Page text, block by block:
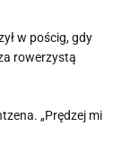
w pościg, gdy
rowerzystą
„Prędzej mi